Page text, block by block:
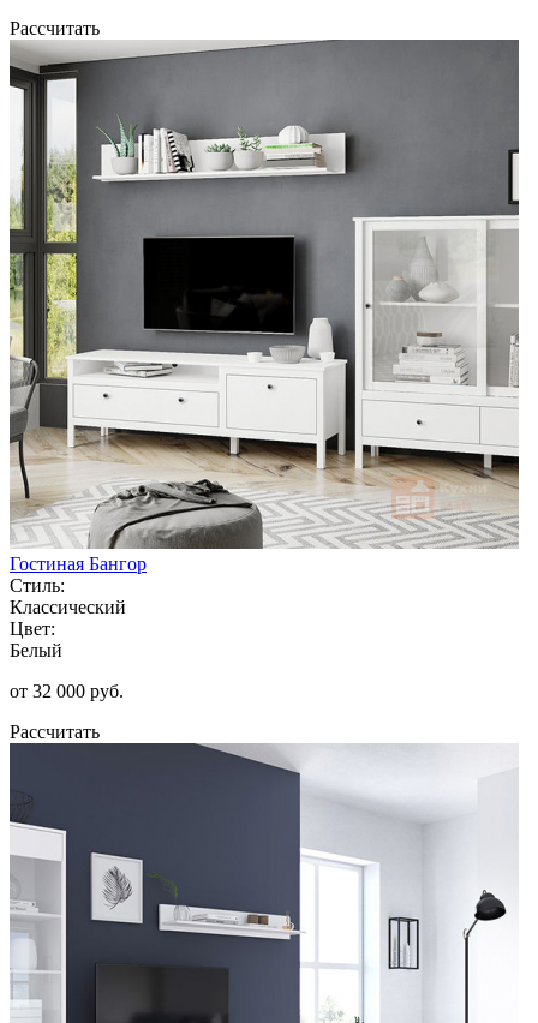
Рассчитать
Гостиная Бангор
Стиль:
Классический
Цвет:
Белый
от 32 000 руб.
Рассчитать